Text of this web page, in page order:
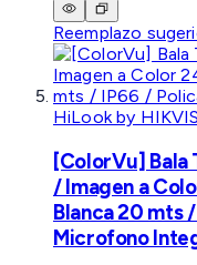
Reemplazo
HiLook by
[ColorVu] Bala
/ Imagen a
Blanca 20 mts
Microfono